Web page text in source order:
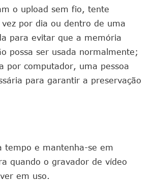
o upload sem fio, tente
por dia ou dentro de uma
para evitar que a memória
possa ser usada normalmente;
por computador, uma pessoa
para garantir a preservação
tempo e mantenha-se em
quando o gravador de vídeo
em uso.